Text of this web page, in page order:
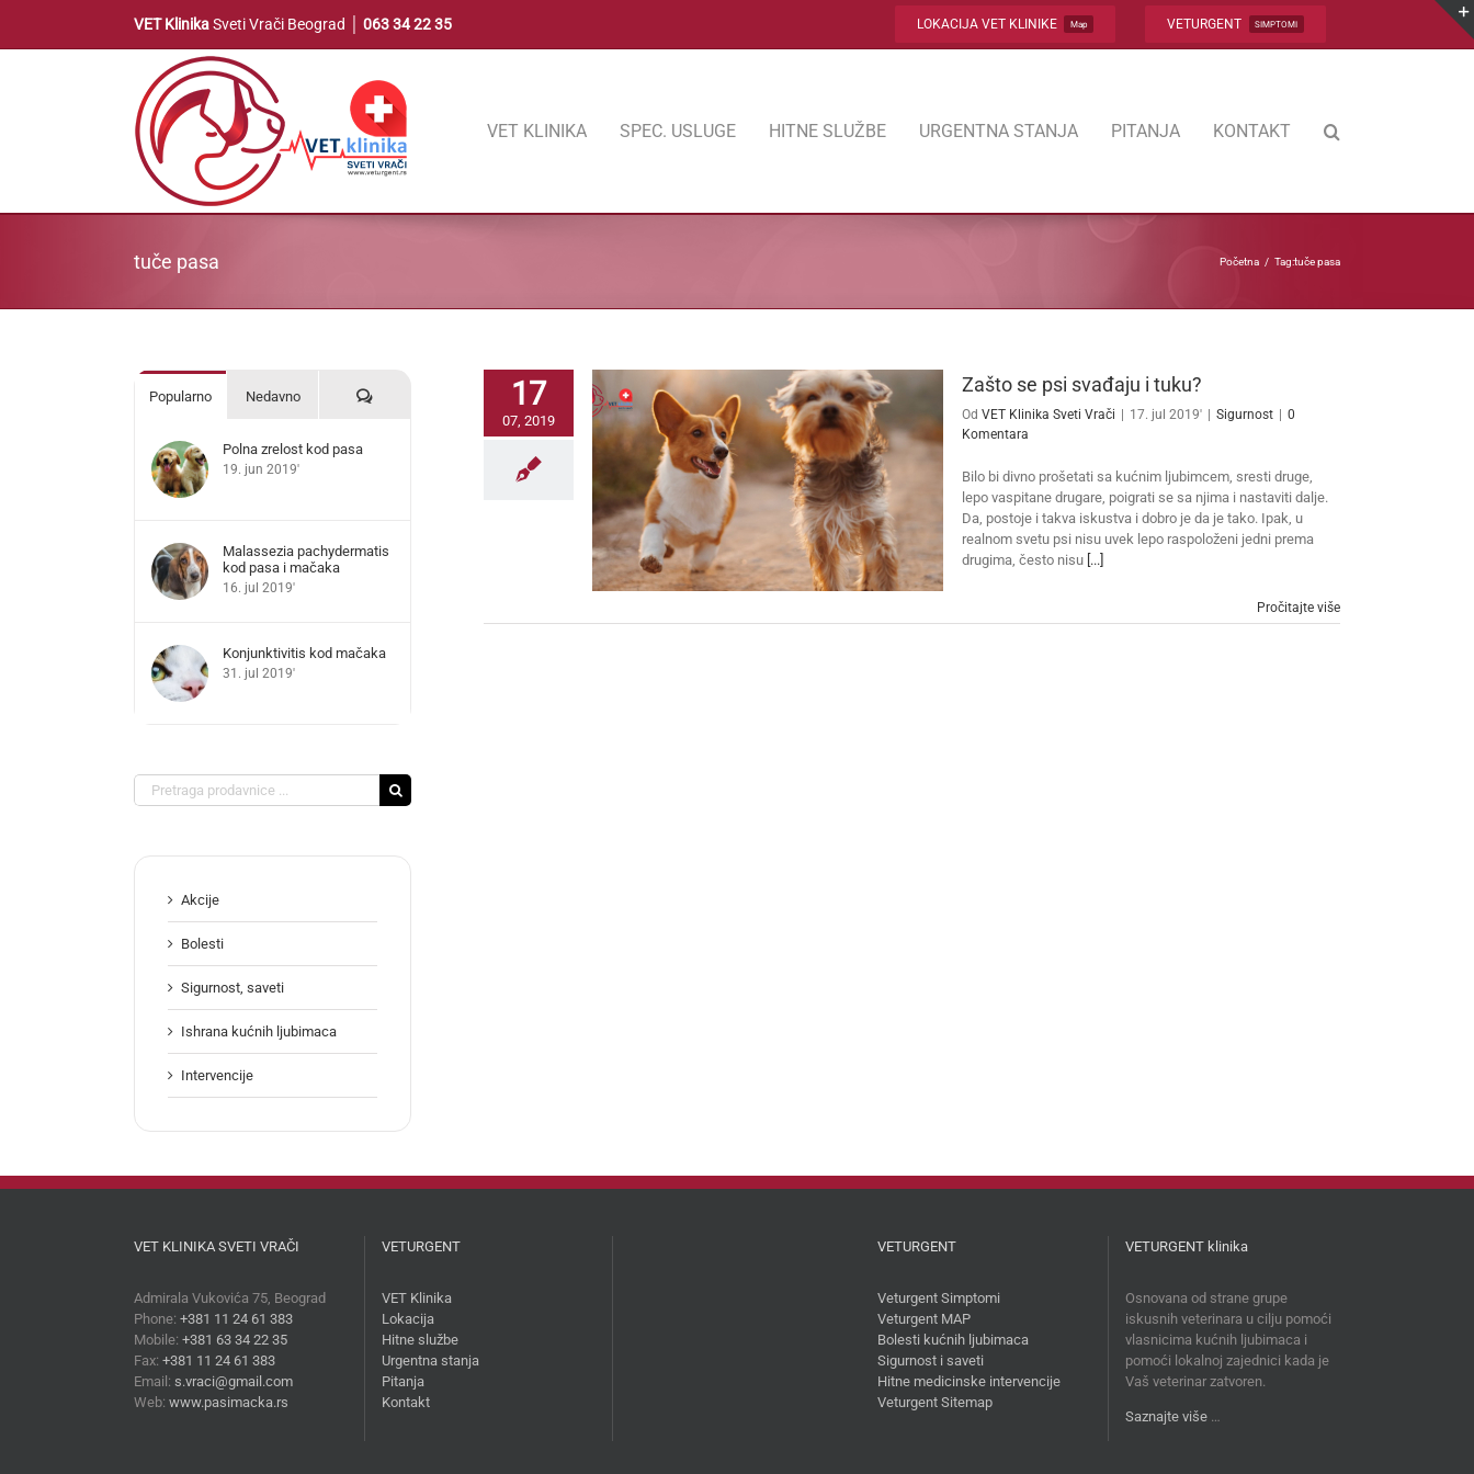
content
VET KlinikaSveti Vrači Beograd │ 063 34 22 35 LOKACIJA VET KLINIKE Map VETURGENT SIMPTOMI
VET KLINIKA SPEC. USLUGE HITNE SLUŽBE URGENTNA STANJA PITANJA KONTAKT
tuče pasa Početna Tag:tuče pasa
17
07, 2019
Zašto se psi svađaju i tuku?
Od VET Klinika Sveti Vrači 17. jul 2019' Sigurnost
0
Komentara
Bilo bi divno prošetati sa kućnim ljubimcem, sresti druge,
lepo vaspitane drugare, poigrati se sa njima i nastaviti dalje.
Da, postoje i takva iskustva i dobro je da je tako. Ipak, u
realnom svetu psi nisu uvek lepo raspoloženi jedni prema
drugima, često nisu [...]
Pročitajte više
Popularno Nedavno Komentari
Polna zrelost kod pasa
19. jun 2019'
Malassezia pachydermatis
kod pasa i mačaka
16. jul 2019'
Konjunktivitis kod mačaka
31. jul 2019'
Search
for:
Akcije
Bolesti
Sigurnost, saveti
Ishrana kućnih ljubimaca
Intervencije
VET KLINIKA SVETI VRAČI
Admirala Vukovića 75, Beograd
Phone: +381 11 24 61 383
Mobile: +381 63 34 22 35
Fax: +381 11 24 61 383
Email: s.vraci@gmail.com
Web: www.pasimacka.rs
VETURGENT
VET Klinika
Lokacija
Hitne službe
Urgentna stanja
Pitanja
Kontakt
VETURGENT
Veturgent Simptomi
Veturgent MAP
Bolesti kućnih ljubimaca
Sigurnost i saveti
Hitne medicinske intervencije
Veturgent Sitemap
VETURGENT klinika
Osnovana od strane grupe
iskusnih veterinara u cilju pomoći
vlasnicima kućnih ljubimaca i
pomoći lokalnoj zajednici kada je
Vaš veterinar zatvoren.
Saznajte više …